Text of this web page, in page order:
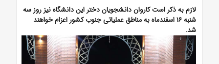
لازم به ذکر است کاروان دانشجویان دختر این دانشگاه نیز روز سه
شنبه ۱۶ اسفندماه به مناطق عملیاتی جنوب کشور اعزام خواهند
شد.